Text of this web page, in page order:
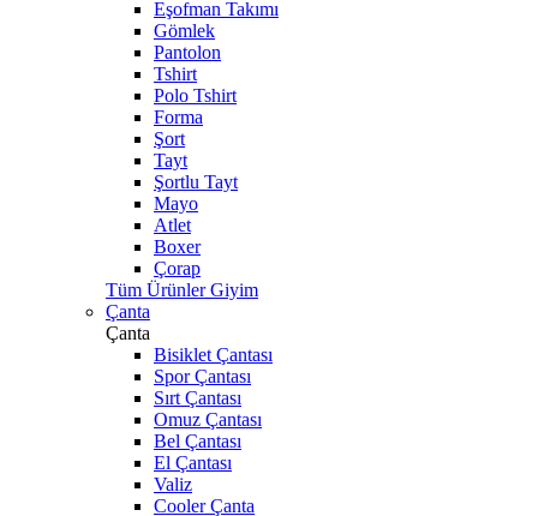
Eşofman Takımı
Gömlek
Pantolon
Tshirt
Polo Tshirt
Forma
Şort
Tayt
Şortlu Tayt
Mayo
Atlet
Boxer
Çorap
Tüm Ürünler Giyim
Çanta
Çanta
Bisiklet Çantası
Spor Çantası
Sırt Çantası
Omuz Çantası
Bel Çantası
El Çantası
Valiz
Cooler Çanta